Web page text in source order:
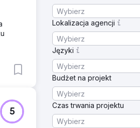
5
Wybierz
Lokalizacja agencji
Wybierz
Języki
Wybierz
Budżet na projekt
Wybierz
Czas trwania projektu
Wybierz